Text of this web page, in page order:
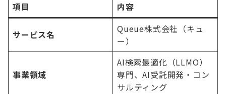
項目 内容
サービス名
Queue株式会社（キュ
ー）
事業領域
AI検索最適化（LLMO）
専門、AI受託開発・コン
サルティング